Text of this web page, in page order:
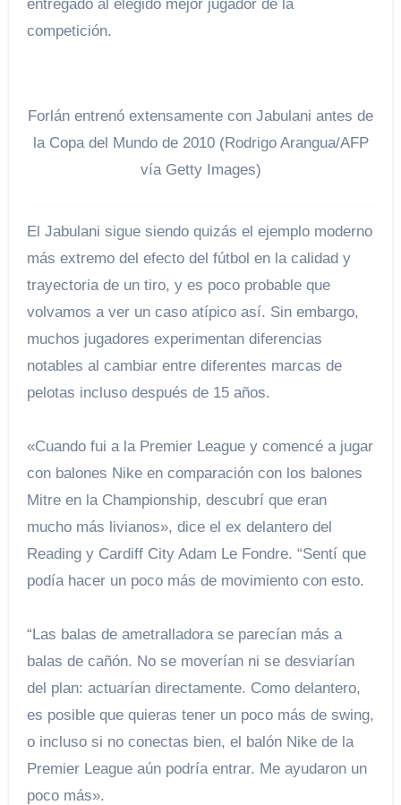
entregado al elegido mejor jugador de la
competición.
Forlán entrenó extensamente con Jabulani antes de
la Copa del Mundo de 2010 (Rodrigo Arangua/AFP
vía Getty Images)
El Jabulani sigue siendo quizás el ejemplo moderno
más extremo del efecto del fútbol en la calidad y
trayectoria de un tiro, y es poco probable que
volvamos a ver un caso atípico así. Sin embargo,
muchos jugadores experimentan diferencias
notables al cambiar entre diferentes marcas de
pelotas incluso después de 15 años.
«Cuando fui a la Premier League y comencé a jugar
con balones Nike en comparación con los balones
Mitre en la Championship, descubrí que eran
mucho más livianos», dice el ex delantero del
Reading y Cardiff City Adam Le Fondre. “Sentí que
podía hacer un poco más de movimiento con esto.
“Las balas de ametralladora se parecían más a
balas de cañón. No se moverían ni se desviarían
del plan: actuarían directamente. Como delantero,
es posible que quieras tener un poco más de swing,
o incluso si no conectas bien, el balón Nike de la
Premier League aún podría entrar. Me ayudaron un
poco más».